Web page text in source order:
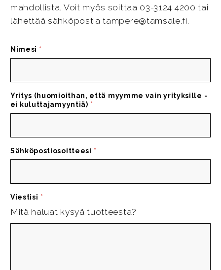
mahdollista. Voit myös soittaa 03-3124 4200 tai
lähettää sähköpostia tampere@tamsale.fi.
Nimesi *
Yritys (huomioithan, että myymme vain yrityksille -
ei kuluttajamyyntiä) *
Sähköpostiosoitteesi *
Viestisi *
Mitä haluat kysyä tuotteesta?